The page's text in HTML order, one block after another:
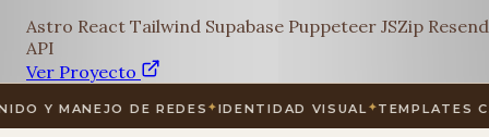
Astro React Tailwind Supabase Puppeteer JSZip Resend
API
Ver Proyecto
VISUAL✦TEMPLATES CANVA ✦INFOGRAFÍAS✦